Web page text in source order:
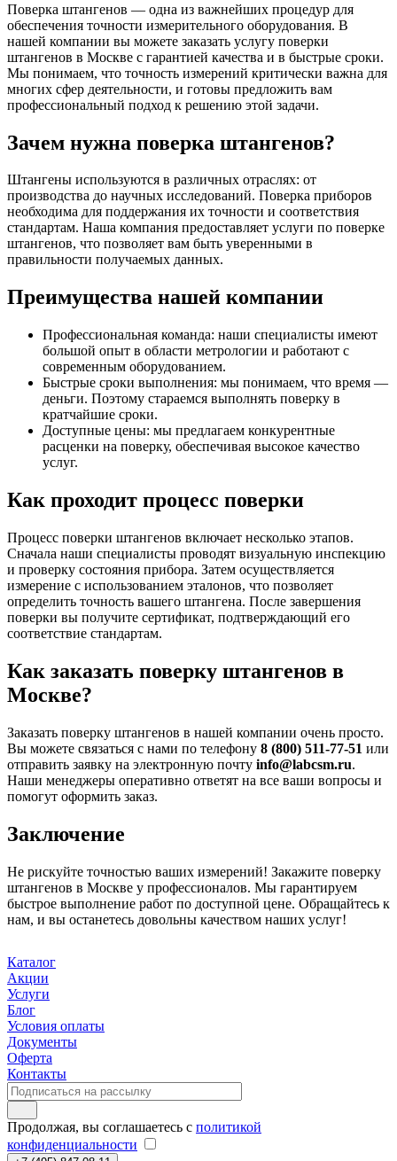
Поверка штангенов — одна из важнейших процедур для
обеспечения точности измерительного оборудования. В
нашей компании вы можете заказать услугу поверки
штангенов в Москве с гарантией качества и в быстрые сроки.
Мы понимаем, что точность измерений критически важна для
многих сфер деятельности, и готовы предложить вам
профессиональный подход к решению этой задачи.
Зачем нужна поверка штангенов?
Штангены используются в различных отраслях: от
производства до научных исследований. Поверка приборов
необходима для поддержания их точности и соответствия
стандартам. Наша компания предоставляет услуги по поверке
штангенов, что позволяет вам быть уверенными в
правильности получаемых данных.
Преимущества нашей компании
Профессиональная команда: наши специалисты имеют
большой опыт в области метрологии и работают с
современным оборудованием.
Быстрые сроки выполнения: мы понимаем, что время —
деньги. Поэтому стараемся выполнять поверку в
кратчайшие сроки.
Доступные цены: мы предлагаем конкурентные
расценки на поверку, обеспечивая высокое качество
услуг.
Как проходит процесс поверки
Процесс поверки штангенов включает несколько этапов.
Сначала наши специалисты проводят визуальную инспекцию
и проверку состояния прибора. Затем осуществляется
измерение с использованием эталонов, что позволяет
определить точность вашего штангена. После завершения
поверки вы получите сертификат, подтверждающий его
соответствие стандартам.
Как заказать поверку штангенов в
Москве?
Заказать поверку штангенов в нашей компании очень просто.
Вы можете связаться с нами по телефону 8 (800) 511-77-51 или
отправить заявку на электронную почту info@labcsm.ru.
Наши менеджеры оперативно ответят на все ваши вопросы и
помогут оформить заказ.
Заключение
Не рискуйте точностью ваших измерений! Закажите поверку
штангенов в Москве у профессионалов. Мы гарантируем
быстрое выполнение работ по доступной цене. Обращайтесь к
нам, и вы останетесь довольны качеством наших услуг!
Каталог
Акции
Услуги
Блог
Условия оплаты
Документы
Оферта
Контакты
Продолжая, вы соглашаетесь с политикой
конфиденциальности